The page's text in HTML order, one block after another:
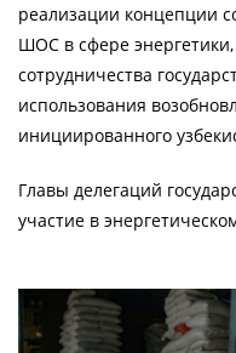
реализации концепции
ШОС в сфере
сотрудничества
использования
инициированного
Главы делегаций
участие в